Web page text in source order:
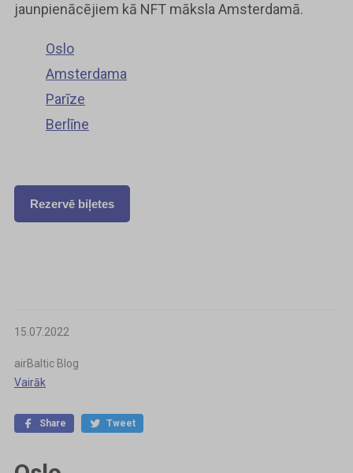
jaunpienācējiem kā NFT māksla Amsterdamā.
Oslo
Amsterdama
Parīze
Berlīne
Rezervē biļetes
15.07.2022
airBaltic Blog
Vairāk
Share Tweet